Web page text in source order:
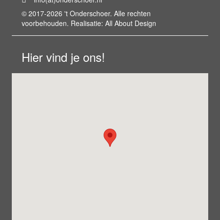
© 2017-2026 't Onderschoer. Alle rechten
voorbehouden. Realisatie: All About Design
Hier vind je ons!